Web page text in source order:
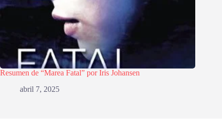
Resumen de “Marea Fatal” por Iris Johansen
abril 7, 2025